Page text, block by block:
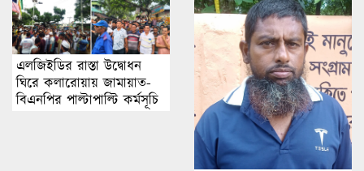
এলজিইডির রাস্তা উদ্বোধন
ঘিরে কলারোয়ায় জামায়াত-
বিএনপির পাল্টাপাল্টি কর্মসূচি